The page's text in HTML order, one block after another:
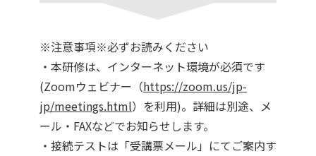
※注意事項※必ずお読みください
・本研修は、インターネット環境が必須です
(Zoomウェビナー（https://zoom.us/jp-
jp/meetings.html）を利用)。詳細は別途、メ
ール・FAXなどでお知らせします。
・接続テストは「受講票メール」にてご案内す